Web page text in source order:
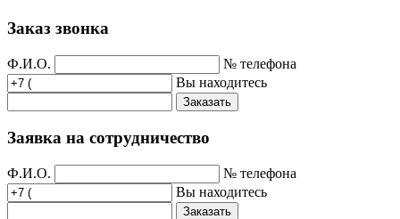
Заказ звонка
Ф.И.О.
№ телефона
Вы находитесь
Заказать
Заявка на сотрудничество
Ф.И.О.
№ телефона
Вы находитесь
Заказать